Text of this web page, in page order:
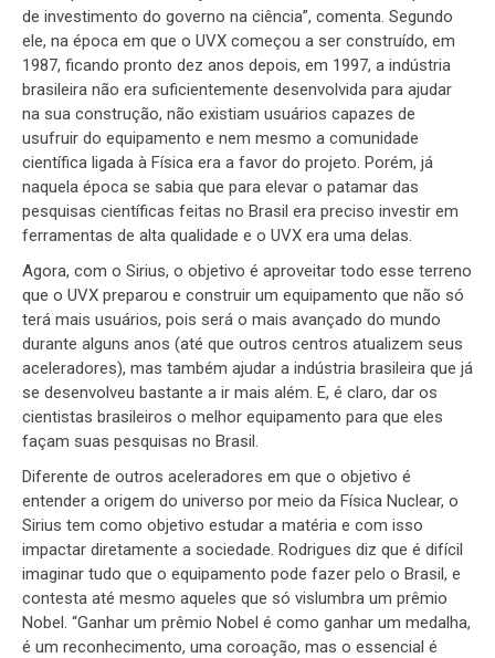
de investimento do governo na ciência”, comenta. Segundo
ele, na época em que o UVX começou a ser construído, em
1987, ficando pronto dez anos depois, em 1997, a indústria
brasileira não era suficientemente desenvolvida para ajudar
na sua construção, não existiam usuários capazes de
usufruir do equipamento e nem mesmo a comunidade
científica ligada à Física era a favor do projeto. Porém, já
naquela época se sabia que para elevar o patamar das
pesquisas científicas feitas no Brasil era preciso investir em
ferramentas de alta qualidade e o UVX era uma delas.
Agora, com o Sirius, o objetivo é aproveitar todo esse terreno
que o UVX preparou e construir um equipamento que não só
terá mais usuários, pois será o mais avançado do mundo
durante alguns anos (até que outros centros atualizem seus
aceleradores), mas também ajudar a indústria brasileira que já
se desenvolveu bastante a ir mais além. E, é claro, dar os
cientistas brasileiros o melhor equipamento para que eles
façam suas pesquisas no Brasil.
Diferente de outros aceleradores em que o objetivo é
entender a origem do universo por meio da Física Nuclear, o
Sirius tem como objetivo estudar a matéria e com isso
impactar diretamente a sociedade. Rodrigues diz que é difícil
imaginar tudo que o equipamento pode fazer pelo o Brasil, e
contesta até mesmo aqueles que só vislumbra um prêmio
Nobel. “Ganhar um prêmio Nobel é como ganhar um medalha,
é um reconhecimento, uma coroação, mas o essencial é